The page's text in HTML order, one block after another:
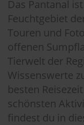
Das Pantanal
Feuchtgebiet
Touren und
offenen
Tierwelt der
Wissenswerte
besten
schönsten
findest du in